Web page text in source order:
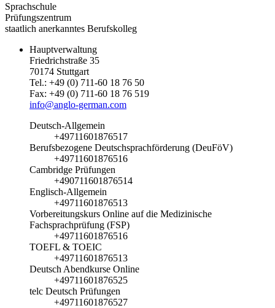
Sprachschule
Prüfungszentrum
staatlich anerkanntes Berufskolleg
Hauptverwaltung
Friedrichstraße 35
70174 Stuttgart
Tel.: +49 (0) 711-60 18 76 50
Fax: +49 (0) 711-60 18 76 519
info@anglo-german.com
Deutsch-Allgemein
+49711601876517
Berufsbezogene Deutschsprachförderung (DeuFöV)
+49711601876516
Cambridge Prüfungen
+490711601876514
Englisch-Allgemein
+49711601876513
Vorbereitungskurs Online auf die Medizinische
Fachsprachprüfung (FSP)
+49711601876516
TOEFL & TOEIC
+49711601876513
Deutsch Abendkurse Online
+49711601876525
telc Deutsch Prüfungen
+49711601876527